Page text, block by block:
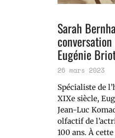
Sarah
Eugénie
26 mars 2023
Spécialiste de
XIXe siècle,
Jean-Luc
olfactif de
100 ans. À